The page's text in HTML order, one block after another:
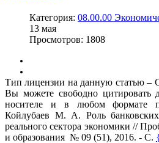
Категория: 08.00.00
13 мая
Просмотров: 1808
Тип лицензии на данную статью –
Вы можете свободно
носителе и в любом формате
Койлубаев М. А. Роль
реального сектора экономики //
и образования № 09 (51), 2016. - С.